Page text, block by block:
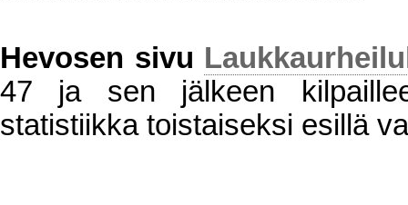
Hevosen sivu
47 ja sen jälkeen
statistiikka toistaiseksi esillä